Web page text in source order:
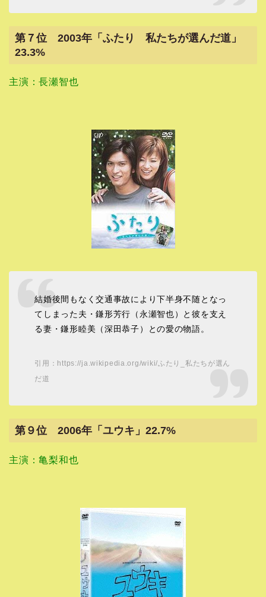
第７位 2003年「ふたり 私たちが選んだ道」
23.3%
主演：長瀬智也
結婚後間もなく交通事故により下半身不随となっ
てしまった夫・鎌形芳行（永瀬智也）と彼を支え
る妻・鎌形睦美（深田恭子）との愛の物語。
引用：https://ja.wikipedia.org/wiki/ふたり_私たちが選ん
だ道
第９位 2006年「ユウキ」22.7%
主演：亀梨和也